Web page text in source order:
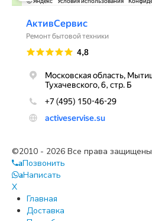
©2010 - 2026 Все права защищены
aПозвонить
aНаписать
X
Главная
Доставка